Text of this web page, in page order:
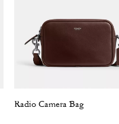
Radio Camera Bag